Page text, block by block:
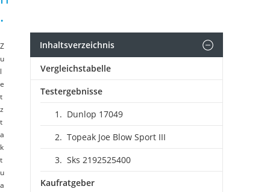
.
Z
u
l
e
t
z
t
a
k
t
u
a
Inhaltsverzeichnis
Vergleichstabelle
Testergebnisse
Dunlop 17049
Topeak Joe Blow Sport III
Sks ‎2192525400
Kaufratgeber